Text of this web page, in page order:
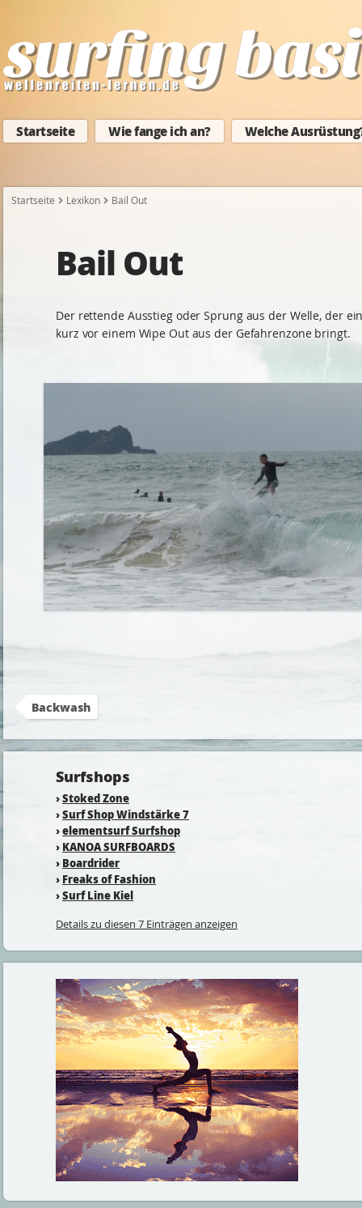
Startseite Wie fange ich an? Welche
Startseite Lexikon Bail Out
Bail Out
Der rettende Ausstieg oder Sprung aus der Welle, der
kurz vor einem Wipe Out aus der Gefahrenzone bringt.
Backwash
Surfshops
›Stoked Zone
›Surf Shop Windstärke 7
›elementsurf Surfshop
› KANOA SURFBOARDS
› Boardrider
› Freaks of Fashion
›Surf Line Kiel
Details zu diesen 7 Einträgen anzeigen